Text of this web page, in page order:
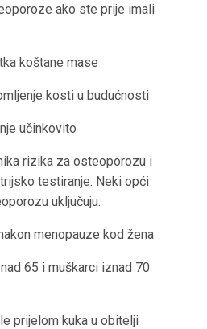
ako ste prije imali
koštane mase
kosti u budućnosti
učinkovito
rizika za osteoporozu i
testiranje. Neki opći
uključuju:
menopauze kod žena
65 i muškarci iznad 70
prijelom kuka u obitelji